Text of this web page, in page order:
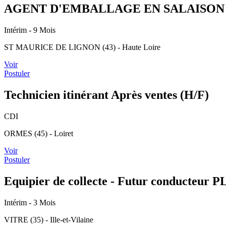
AGENT D'EMBALLAGE EN
Intérim - 9 Mois
ST MAURICE DE LIGNON (43) - Haute Loire
Voir
Postuler
Technicien itinérant Après ventes (H/F)
CDI
ORMES (45) - Loiret
Voir
Postuler
Equipier de collecte - Futur conducteur
Intérim - 3 Mois
VITRE (35) - Ille-et-Vilaine